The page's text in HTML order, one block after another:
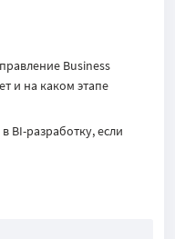
Business
и на каком этапе
BI-разработку, если